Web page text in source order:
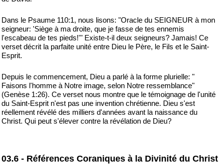
Dans le Psaume 110:1, nous lisons: "Oracle du SEIGNEUR à mon
seigneur: 'Siège à ma droite, que je fasse de tes ennemis
l'escabeau de tes pieds!'" Existe-t-il deux seigneurs? Jamais! Ce
verset décrit la parfaite unité entre Dieu le Père, le Fils et le Saint-
Esprit.
Depuis le commencement, Dieu a parlé à la forme plurielle: "
Faisons l'homme à Notre image, selon Notre ressemblance"
(Genèse 1:26). Ce verset nous montre que le témoignage de l'unité
du Saint-Esprit n'est pas une invention chrétienne. Dieu s'est
réellement révélé des milliers d'années avant la naissance du
Christ. Qui peut s'élever contre la révélation de Dieu?
03.6 - Références Coraniques à la Divinité du Christ